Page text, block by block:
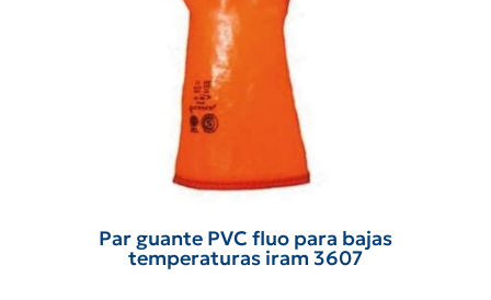
Par guante PVC fluo para bajas
temperaturas iram 3607